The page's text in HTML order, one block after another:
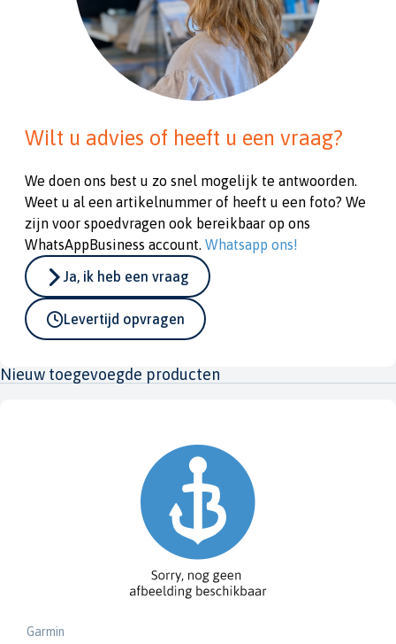
Wilt u advies of heeft u een vraag?
We doen ons best u zo snel mogelijk te antwoorden.
Weet u al een artikelnummer of heeft u een foto? We
zijn voor spoedvragen ook bereikbaar op ons
WhatsAppBusiness account. Whatsapp ons!
Ja, ik heb een vraag
Levertijd opvragen
Nieuw toegevoegde producten
Garmin